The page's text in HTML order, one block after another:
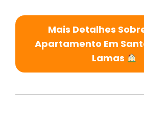
Mais Detalhes
Apartamento Em
Lamas